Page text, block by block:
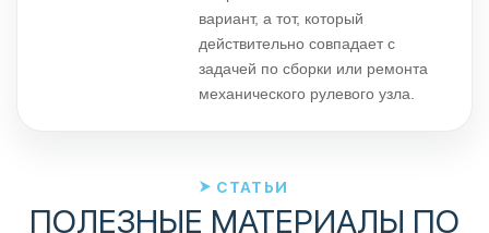
вариант, а тот, который
действительно совпадает с
задачей по сборки или ремонта
механического рулевого узла.
СТАТЬИ
ПОЛЕЗНЫЕ МАТЕРИАЛЫ ПО